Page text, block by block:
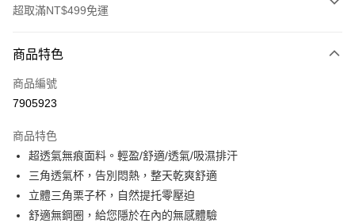
超取滿NT$499免運
信用卡一次付款
超商取貨付款
Apple Pay
街口支付
悠遊付
商品特色
商品編號
7905923
商品特色
超透氣無痕面料。輕盈/舒適/透氣/吸濕排汗
三角透氣杯，告別悶熱，整天乾爽舒適
立體三角栗子杯，自然提托零壓迫
舒適無鋼圈，給您隱於在內的無感體驗